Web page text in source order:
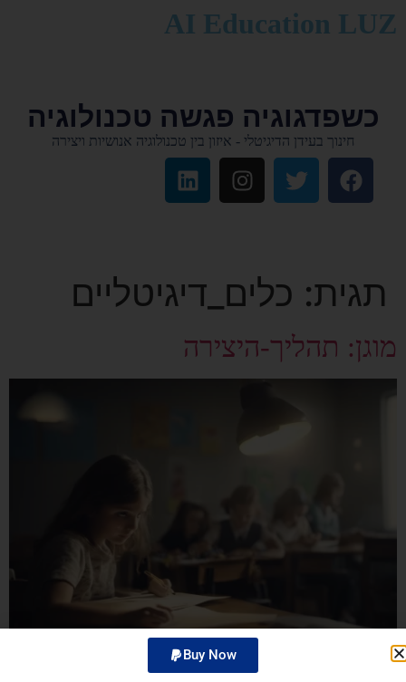
AI Education LUZ
כשפדגוגיה פגשה טכנולוגיה
חינוך בעידן הדיגיטלי - איזון בין טכנולוגיה אנושיות ויצירה
תגית: כלים_דיגיטליים
מוגן: תהליך-היצירה
זהו פוסט מוגן ואין לו תקציר.
Buy Now